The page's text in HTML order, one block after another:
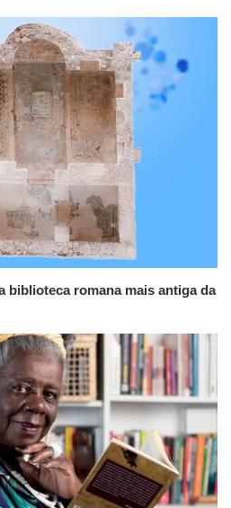
biblioteca romana mais antiga da